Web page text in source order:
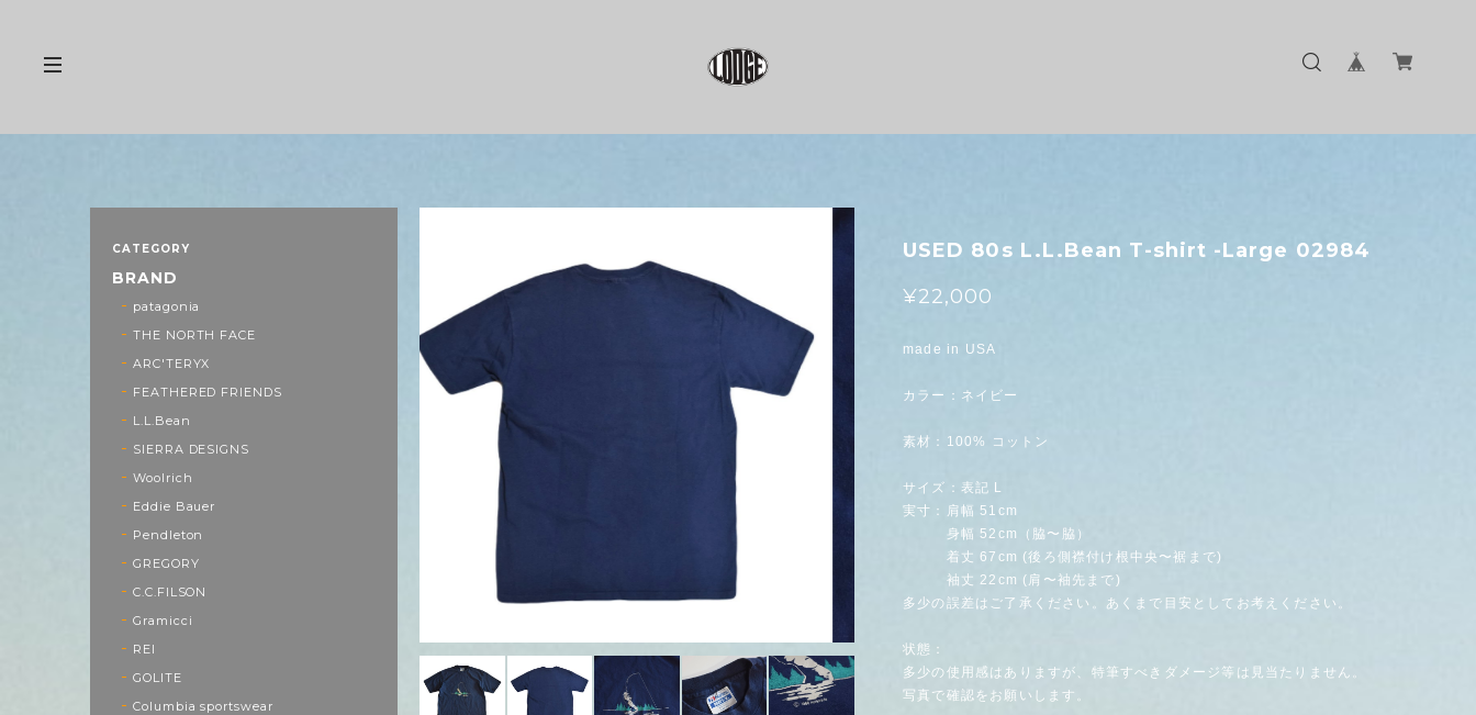
USED 80s L.L.Bean T-shirt -Large 02984
¥22,000
made in USA
カラー：ネイビー
素材：100% コットン
サイズ：表記 L
実寸：肩幅 51cm
身幅 52cm（脇〜脇）
着丈 67cm (後ろ側襟付け根中央〜裾まで)
袖丈 22cm (肩〜袖先まで)
多少の誤差はご了承ください。あくまで目安としてお考えください。
状態：
多少の使用感はありますが、特筆すべきダメージ等は見当たりません。
写真で確認をお願いします。
CATEGORY
BRAND
patagonia
THE NORTH FACE
ARC'TERYX
FEATHERED FRIENDS
L.L.Bean
SIERRA DESIGNS
Woolrich
Eddie Bauer
Pendleton
GREGORY
C.C.FILSON
Gramicci
REI
GOLITE
Columbia sportswear